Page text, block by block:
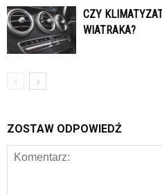
CZY
WIATRAKA?
ZOSTAW ODPOWIEDŹ